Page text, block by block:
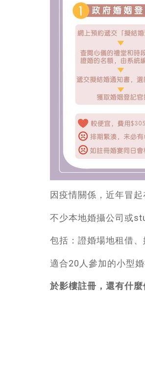
因疫情關係，近年冒
不少本地婚攝公司或
包括：證婚場地租借
適合20人參加的小型婚
於影樓註冊，還有什麼